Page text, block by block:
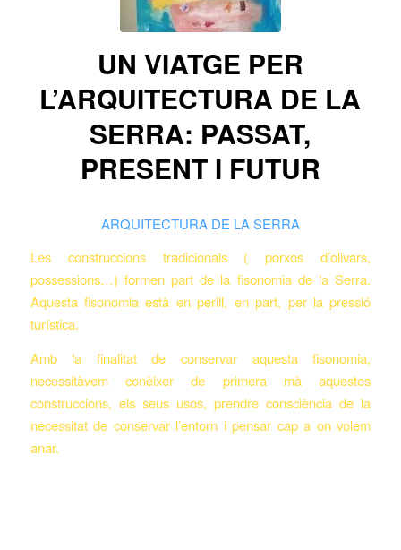
UN VIATGE PER
L’ARQUITECTURA DE LA
SERRA: PASSAT,
PRESENT I FUTUR
ARQUITECTURA DE LA SERRA
Les construccions tradicionals ( porxos d’olivars,
possessions…) formen part de la fisonomia de la Serra.
Aquesta fisonomia està en perill, en part, per la pressió
turística.
Amb la finalitat de conservar aquesta fisonomia,
necessitàvem conèixer de primera mà aquestes
construccions, els seus usos, prendre consciència de la
necessitat de conservar l’entorn i pensar cap a on volem
anar.